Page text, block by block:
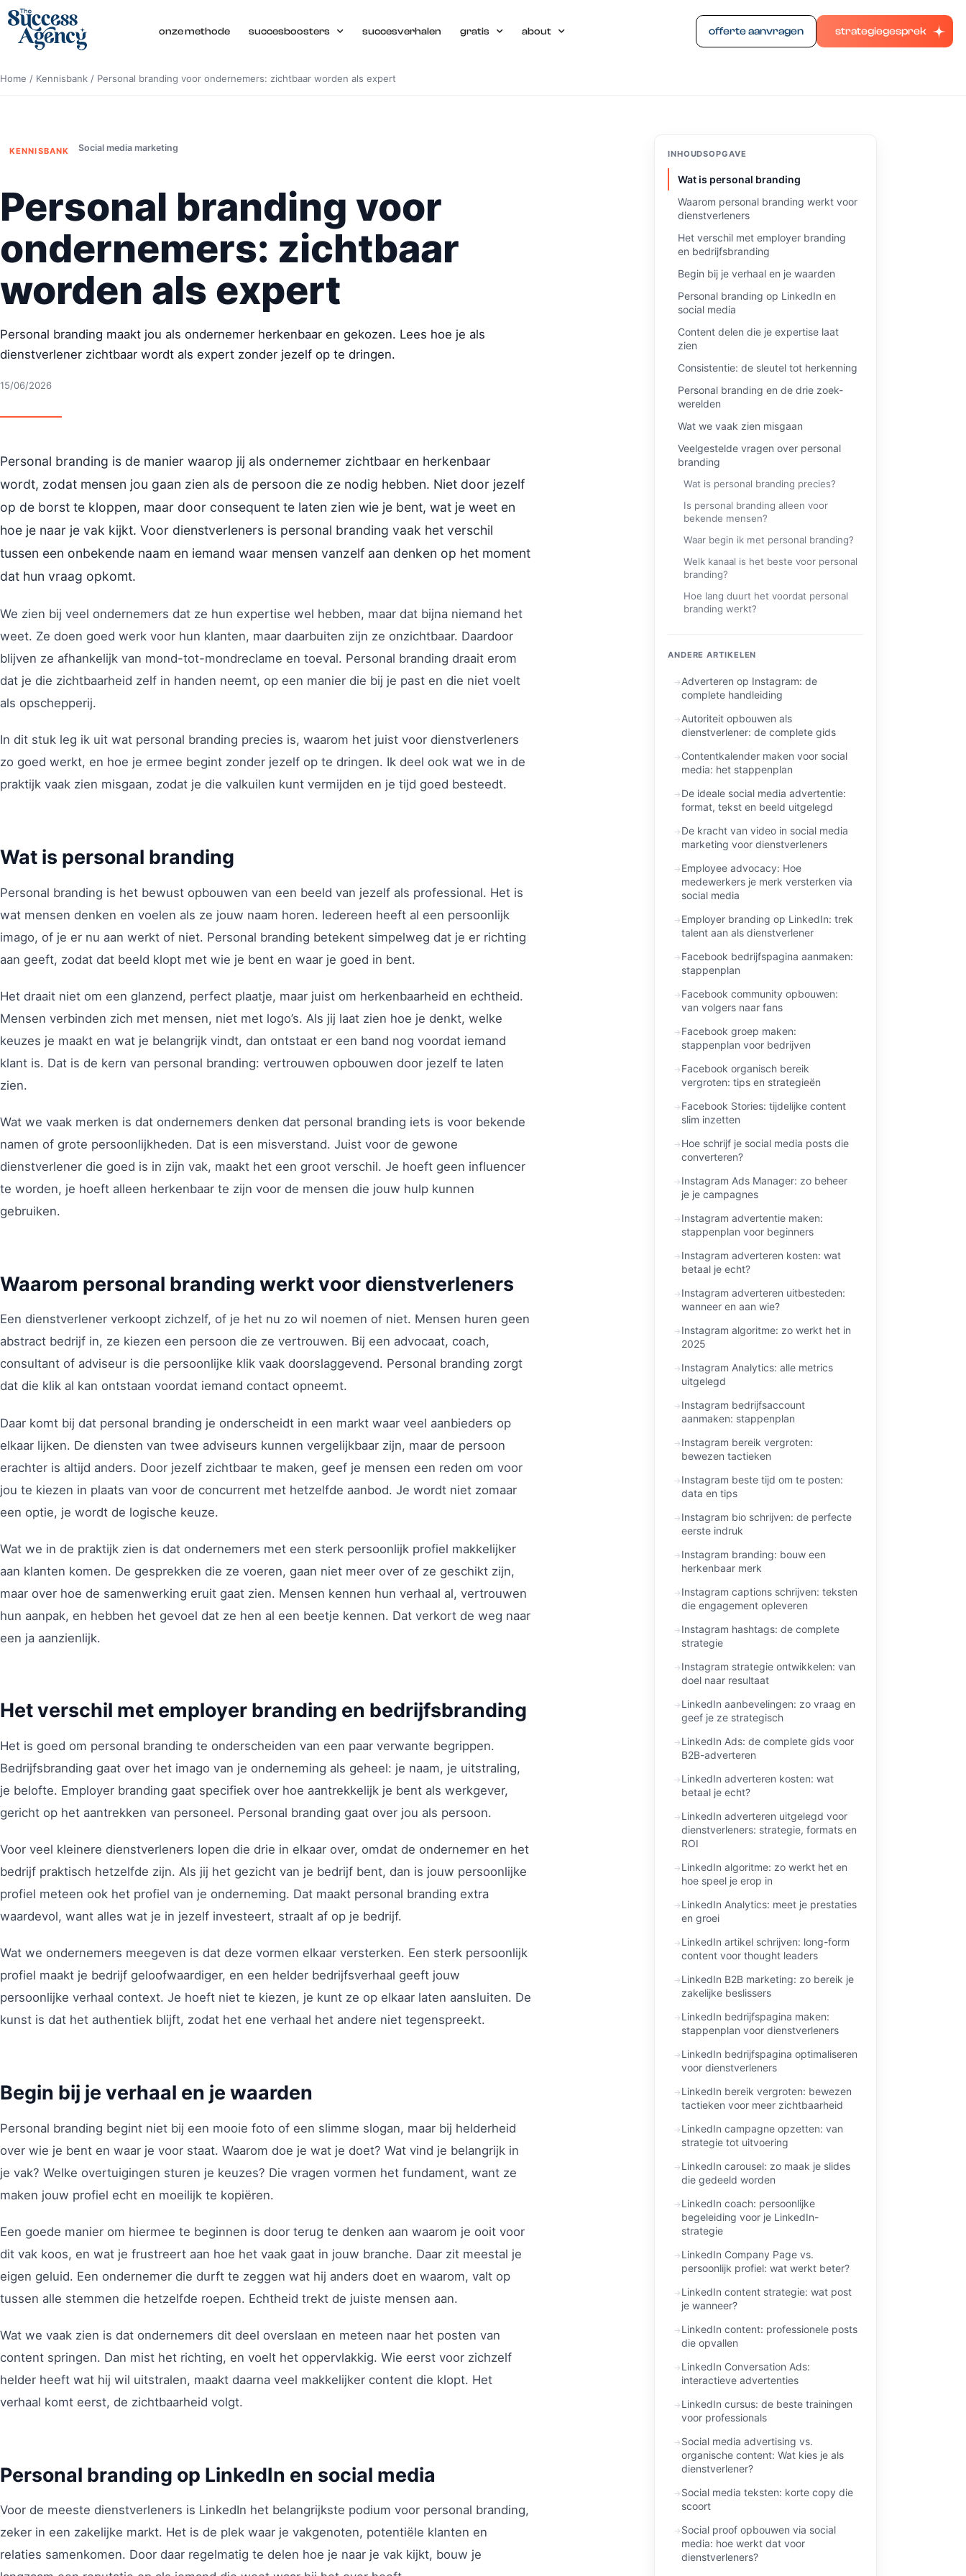
onze methode succesboosters succesverhalen gratis about offerte aanvragen strategiegesprek
Home / Kennisbank / Personal branding voor ondernemers: zichtbaar worden als expert
KENNISBANK Social media marketing
Personal branding voor
ondernemers: zichtbaar
worden als expert
Personal branding maakt jou als ondernemer herkenbaar en gekozen. Lees hoe je als
dienstverlener zichtbaar wordt als expert zonder jezelf op te dringen.
15/06/2026
Personal branding is de manier waarop jij als ondernemer zichtbaar en herkenbaar
wordt, zodat mensen jou gaan zien als de persoon die ze nodig hebben. Niet door jezelf
op de borst te kloppen, maar door consequent te laten zien wie je bent, wat je weet en
hoe je naar je vak kijkt. Voor dienstverleners is personal branding vaak het verschil
tussen een onbekende naam en iemand waar mensen vanzelf aan denken op het moment
dat hun vraag opkomt.
We zien bij veel ondernemers dat ze hun expertise wel hebben, maar dat bijna niemand het
weet. Ze doen goed werk voor hun klanten, maar daarbuiten zijn ze onzichtbaar. Daardoor
blijven ze afhankelijk van mond-tot-mondreclame en toeval. Personal branding draait erom
dat je die zichtbaarheid zelf in handen neemt, op een manier die bij je past en die niet voelt
als opschepperij.
In dit stuk leg ik uit wat personal branding precies is, waarom het juist voor dienstverleners
zo goed werkt, en hoe je ermee begint zonder jezelf op te dringen. Ik deel ook wat we in de
praktijk vaak zien misgaan, zodat je die valkuilen kunt vermijden en je tijd goed besteedt.
Wat is personal branding
Personal branding is het bewust opbouwen van een beeld van jezelf als professional. Het is
wat mensen denken en voelen als ze jouw naam horen. Iedereen heeft al een persoonlijk
imago, of je er nu aan werkt of niet. Personal branding betekent simpelweg dat je er richting
aan geeft, zodat dat beeld klopt met wie je bent en waar je goed in bent.
Het draait niet om een glanzend, perfect plaatje, maar juist om herkenbaarheid en echtheid.
Mensen verbinden zich met mensen, niet met logo’s. Als jij laat zien hoe je denkt, welke
keuzes je maakt en wat je belangrijk vindt, dan ontstaat er een band nog voordat iemand
klant is. Dat is de kern van personal branding: vertrouwen opbouwen door jezelf te laten
zien.
Wat we vaak merken is dat ondernemers denken dat personal branding iets is voor bekende
namen of grote persoonlijkheden. Dat is een misverstand. Juist voor de gewone
dienstverlener die goed is in zijn vak, maakt het een groot verschil. Je hoeft geen influencer
te worden, je hoeft alleen herkenbaar te zijn voor de mensen die jouw hulp kunnen
gebruiken.
Waarom personal branding werkt voor dienstverleners
Een dienstverlener verkoopt zichzelf, of je het nu zo wil noemen of niet. Mensen huren geen
abstract bedrijf in, ze kiezen een persoon die ze vertrouwen. Bij een advocaat, coach,
consultant of adviseur is die persoonlijke klik vaak doorslaggevend. Personal branding zorgt
dat die klik al kan ontstaan voordat iemand contact opneemt.
Daar komt bij dat personal branding je onderscheidt in een markt waar veel aanbieders op
elkaar lijken. De diensten van twee adviseurs kunnen vergelijkbaar zijn, maar de persoon
erachter is altijd anders. Door jezelf zichtbaar te maken, geef je mensen een reden om voor
jou te kiezen in plaats van voor de concurrent met hetzelfde aanbod. Je wordt niet zomaar
een optie, je wordt de logische keuze.
Wat we in de praktijk zien is dat ondernemers met een sterk persoonlijk profiel makkelijker
aan klanten komen. De gesprekken die ze voeren, gaan niet meer over of ze geschikt zijn,
maar over hoe de samenwerking eruit gaat zien. Mensen kennen hun verhaal al, vertrouwen
hun aanpak, en hebben het gevoel dat ze hen al een beetje kennen. Dat verkort de weg naar
een ja aanzienlijk.
Het verschil met employer branding en bedrijfsbranding
Het is goed om personal branding te onderscheiden van een paar verwante begrippen.
Bedrijfsbranding gaat over het imago van je onderneming als geheel: je naam, je uitstraling,
je belofte. Employer branding gaat specifiek over hoe aantrekkelijk je bent als werkgever,
gericht op het aantrekken van personeel. Personal branding gaat over jou als persoon.
Voor veel kleinere dienstverleners lopen die drie in elkaar over, omdat de ondernemer en het
bedrijf praktisch hetzelfde zijn. Als jij het gezicht van je bedrijf bent, dan is jouw persoonlijke
profiel meteen ook het profiel van je onderneming. Dat maakt personal branding extra
waardevol, want alles wat je in jezelf investeert, straalt af op je bedrijf.
Wat we ondernemers meegeven is dat deze vormen elkaar versterken. Een sterk persoonlijk
profiel maakt je bedrijf geloofwaardiger, en een helder bedrijfsverhaal geeft jouw
persoonlijke verhaal context. Je hoeft niet te kiezen, je kunt ze op elkaar laten aansluiten. De
kunst is dat het authentiek blijft, zodat het ene verhaal het andere niet tegenspreekt.
Begin bij je verhaal en je waarden
Personal branding begint niet bij een mooie foto of een slimme slogan, maar bij helderheid
over wie je bent en waar je voor staat. Waarom doe je wat je doet? Wat vind je belangrijk in
je vak? Welke overtuigingen sturen je keuzes? Die vragen vormen het fundament, want ze
maken jouw profiel echt en moeilijk te kopiëren.
Een goede manier om hiermee te beginnen is door terug te denken aan waarom je ooit voor
dit vak koos, en wat je frustreert aan hoe het vaak gaat in jouw branche. Daar zit meestal je
eigen geluid. Een ondernemer die durft te zeggen wat hij anders doet en waarom, valt op
tussen alle stemmen die hetzelfde roepen. Echtheid trekt de juiste mensen aan.
Wat we vaak zien is dat ondernemers dit deel overslaan en meteen naar het posten van
content springen. Dan mist het richting, en voelt het oppervlakkig. Wie eerst voor zichzelf
helder heeft wat hij wil uitstralen, maakt daarna veel makkelijker content die klopt. Het
verhaal komt eerst, de zichtbaarheid volgt.
Personal branding op LinkedIn en social media
Voor de meeste dienstverleners is LinkedIn het belangrijkste podium voor personal branding,
zeker in een zakelijke markt. Het is de plek waar je vakgenoten, potentiële klanten en
relaties samenkomen. Door daar regelmatig te delen hoe je naar je vak kijkt, bouw je
INHOUDSOPGAVE
Wat is personal branding
Waarom personal branding werkt voor
dienstverleners
Het verschil met employer branding
en bedrijfsbranding
Begin bij je verhaal en je waarden
Personal branding op LinkedIn en
social media
Content delen die je expertise laat
zien
Consistentie: de sleutel tot herkenning
Personal branding en de drie zoek-
werelden
Wat we vaak zien misgaan
Veelgestelde vragen over personal
branding
Wat is personal branding precies?
Is personal branding alleen voor
bekende mensen?
Waar begin ik met personal branding?
Welk kanaal is het beste voor personal
branding?
Hoe lang duurt het voordat personal
branding werkt?
ANDERE ARTIKELEN
Adverteren op Instagram: de
complete handleiding
Autoriteit opbouwen als
dienstverlener: de complete gids
Contentkalender maken voor social
media: het stappenplan
De ideale social media advertentie:
format, tekst en beeld uitgelegd
De kracht van video in social media
marketing voor dienstverleners
Employee advocacy: Hoe
medewerkers je merk versterken via
social media
Employer branding op LinkedIn: trek
talent aan als dienstverlener
Facebook bedrijfspagina aanmaken:
stappenplan
Facebook community opbouwen:
van volgers naar fans
Facebook groep maken:
stappenplan voor bedrijven
Facebook organisch bereik
vergroten: tips en strategieën
Facebook Stories: tijdelijke content
slim inzetten
Hoe schrijf je social media posts die
converteren?
Instagram Ads Manager: zo beheer
je je campagnes
Instagram advertentie maken:
stappenplan voor beginners
Instagram adverteren kosten: wat
betaal je echt?
Instagram adverteren uitbesteden:
wanneer en aan wie?
Instagram algoritme: zo werkt het in
2025
Instagram Analytics: alle metrics
uitgelegd
Instagram bedrijfsaccount
aanmaken: stappenplan
Instagram bereik vergroten:
bewezen tactieken
Instagram beste tijd om te posten:
data en tips
Instagram bio schrijven: de perfecte
eerste indruk
Instagram branding: bouw een
herkenbaar merk
Instagram captions schrijven: teksten
die engagement opleveren
Instagram hashtags: de complete
strategie
Instagram strategie ontwikkelen: van
doel naar resultaat
LinkedIn aanbevelingen: zo vraag en
geef je ze strategisch
LinkedIn Ads: de complete gids voor
B2B-adverteren
LinkedIn adverteren kosten: wat
betaal je echt?
LinkedIn adverteren uitgelegd voor
dienstverleners: strategie, formats en
ROI
LinkedIn algoritme: zo werkt het en
hoe speel je erop in
LinkedIn Analytics: meet je prestaties
en groei
LinkedIn artikel schrijven: long-form
content voor thought leaders
LinkedIn B2B marketing: zo bereik je
zakelijke beslissers
LinkedIn bedrijfspagina maken:
stappenplan voor dienstverleners
LinkedIn bedrijfspagina optimaliseren
voor dienstverleners
LinkedIn bereik vergroten: bewezen
tactieken voor meer zichtbaarheid
LinkedIn campagne opzetten: van
strategie tot uitvoering
LinkedIn carousel: zo maak je slides
die gedeeld worden
LinkedIn coach: persoonlijke
begeleiding voor je LinkedIn-
strategie
LinkedIn Company Page vs.
persoonlijk profiel: wat werkt beter?
LinkedIn content strategie: wat post
je wanneer?
LinkedIn content: professionele posts
die opvallen
LinkedIn Conversation Ads:
interactieve advertenties
LinkedIn cursus: de beste trainingen
voor professionals
Social media advertising vs.
organische content: Wat kies je als
dienstverlener?
Social media teksten: korte copy die
scoort
Social proof opbouwen via social
media: hoe werkt dat voor
dienstverleners?